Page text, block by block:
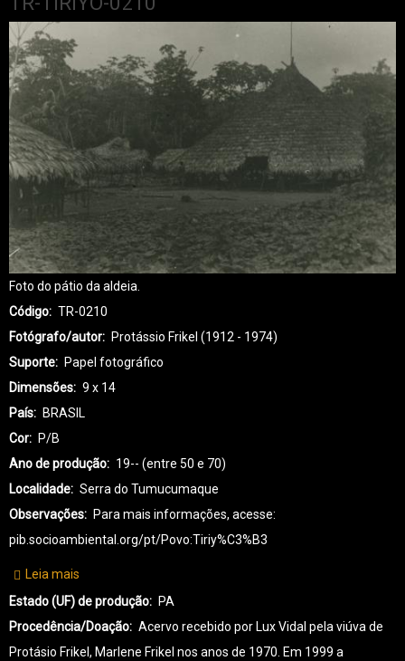
Foto do pátio da aldeia.
Código
TR-0210
Fotógrafo/autor
Protássio Frikel (1912 - 1974)
Suporte
Papel fotográfico
Dimensões
9 x 14
País
BRASIL
Cor
P/B
Ano de produção
19-- (entre 50 e 70)
Localidade
Serra do Tumucumaque
Observações
Para mais informações, acesse:
pib.socioambiental.org/pt/Povo:Tiriy%C3%B3
Leia mais
TR-
TIRIYÓ-0210
Estado (UF) de produção
PA
Procedência/Doação
Acervo recebido por Lux Vidal pela viúva de
Protásio Frikel, Marlene Frikel nos anos de 1970. Em 1999 a